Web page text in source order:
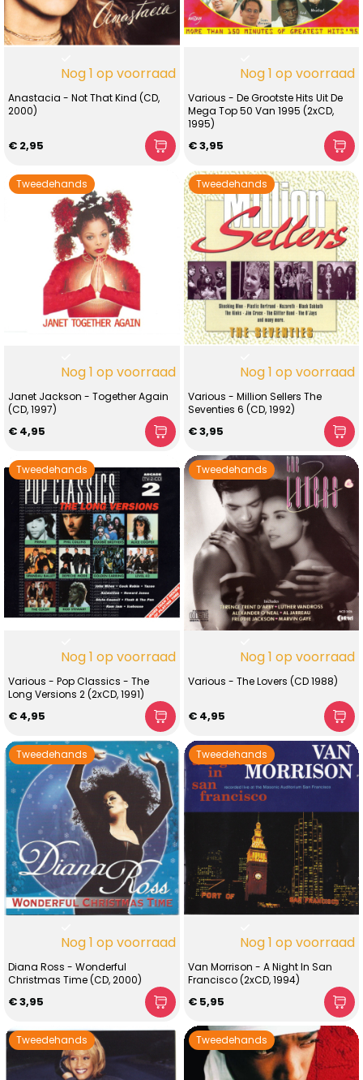
Nog 1 op voorraad
Anastacia - Not That Kind (CD,
2000)
€ 2,95
Nog 1 op voorraad
Various - De Grootste Hits Uit De
Mega Top 50 Van 1995 (2xCD,
1995)
€ 3,95
Tweedehands
Nog 1 op voorraad
Janet Jackson - Together Again
(CD, 1997)
€ 4,95
Tweedehands
Nog 1 op voorraad
Various - Million Sellers The
Seventies 6 (CD, 1992)
€ 3,95
Tweedehands
Nog 1 op voorraad
Various - Pop Classics - The
Long Versions 2 (2xCD, 1991)
€ 4,95
Tweedehands
Nog 1 op voorraad
Various - The Lovers (CD 1988)
€ 4,95
Tweedehands
Nog 1 op voorraad
Diana Ross - Wonderful
Christmas Time (CD, 2000)
€ 3,95
Tweedehands
Nog 1 op voorraad
Van Morrison - A Night In San
Francisco (2xCD, 1994)
€ 5,95
Tweedehands Tweedehands